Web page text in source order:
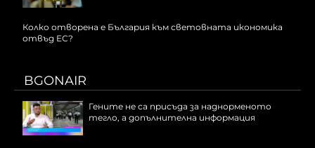
Колко отворена е България към световната икономика
отвъд ЕС?
BGONAIR
Гените не са присъда за наднорменото
тегло, а допълнителна информация